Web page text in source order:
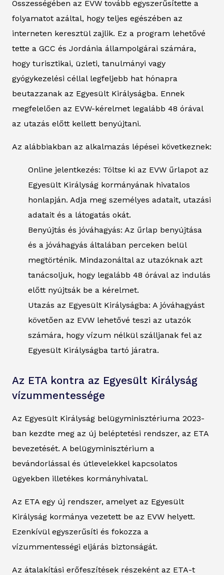
Összességében az EVW tovább egyszerűsítette a
folyamatot azáltal, hogy teljes egészében az
interneten keresztül zajlik. Ez a program lehetővé
tette a GCC és Jordánia állampolgárai számára,
hogy turisztikai, üzleti, tanulmányi vagy
gyógykezelési céllal legfeljebb hat hónapra
beutazzanak az Egyesült Királyságba. Ennek
megfelelően az EVW-kérelmet legalább 48 órával
az utazás előtt kellett benyújtani.
Az alábbiakban az alkalmazás lépései következnek:
Online jelentkezés: Töltse ki az EVW űrlapot az
Egyesült Királyság kormányának hivatalos
honlapján. Adja meg személyes adatait, utazási
adatait és a látogatás okát.
Benyújtás és jóváhagyás: Az űrlap benyújtása
és a jóváhagyás általában perceken belül
megtörténik. Mindazonáltal az utazóknak azt
tanácsoljuk, hogy legalább 48 órával az indulás
előtt nyújtsák be a kérelmet.
Utazás az Egyesült Királyságba: A jóváhagyást
követően az EVW lehetővé teszi az utazók
számára, hogy vízum nélkül szálljanak fel az
Egyesült Királyságba tartó járatra.
Az ETA kontra az Egyesült Királyság
vízummentessége
Az Egyesült Királyság belügyminisztériuma 2023-
ban kezdte meg az új beléptetési rendszer, az ETA
bevezetését. A belügyminisztérium a
bevándorlással és útlevelekkel kapcsolatos
ügyekben illetékes kormányhivatal.
Az ETA egy új rendszer, amelyet az Egyesült
Királyság kormánya vezetett be az EVW helyett.
Ezenkívül egyszerűsíti és fokozza a
vízummentességi eljárás biztonságát.
Az átalakítási erőfeszítések részeként az ETA-t